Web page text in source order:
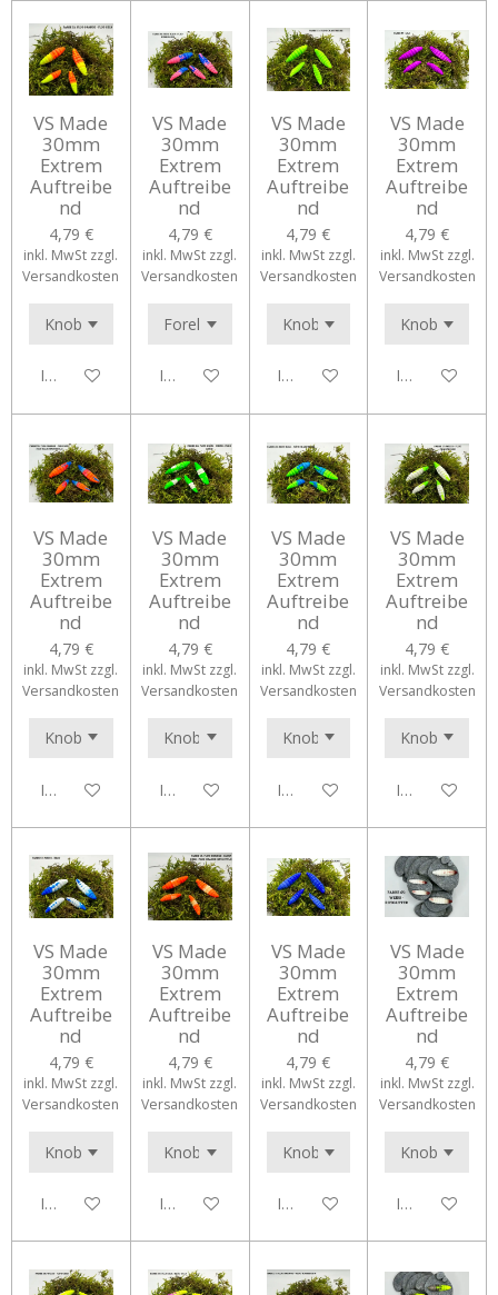
VS Made
30mm
Extrem
Auftreibe
nd
4,79 €
inkl. MwSt zzgl.
Versandkosten
In den Warenkorb
VS Made
30mm
Extrem
Auftreibe
nd
4,79 €
inkl. MwSt zzgl.
Versandkosten
In den Warenkorb
VS Made
30mm
Extrem
Auftreibe
nd
4,79 €
inkl. MwSt zzgl.
Versandkosten
In den Warenkorb
VS Made
30mm
Extrem
Auftreibe
nd
4,79 €
inkl. MwSt zzgl.
Versandkosten
In den
VS Made
30mm
Extrem
Auftreibe
nd
4,79 €
inkl. MwSt zzgl.
Versandkosten
In den Warenkorb
VS Made
30mm
Extrem
Auftreibe
nd
4,79 €
inkl. MwSt zzgl.
Versandkosten
In den Warenkorb
VS Made
30mm
Extrem
Auftreibe
nd
4,79 €
inkl. MwSt zzgl.
Versandkosten
In den Warenkorb
VS Made
30mm
Extrem
Auftreibe
nd
4,79 €
inkl. MwSt zzgl.
Versandkosten
In den
VS Made
30mm
Extrem
Auftreibe
nd
4,79 €
inkl. MwSt zzgl.
Versandkosten
In den Warenkorb
VS Made
30mm
Extrem
Auftreibe
nd
4,79 €
inkl. MwSt zzgl.
Versandkosten
In den Warenkorb
VS Made
30mm
Extrem
Auftreibe
nd
4,79 €
inkl. MwSt zzgl.
Versandkosten
In den Warenkorb
VS Made
30mm
Extrem
Auftreibe
nd
4,79 €
inkl. MwSt zzgl.
Versandkosten
In den